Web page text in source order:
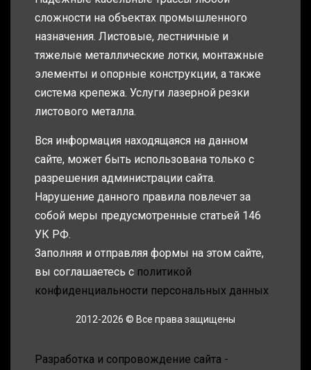
сложности на объектах промышленного
назначения. Листовые, лестничные и
тяжелые металлические лотки, монтажные
элементы и опорные конструкции, а также
система крепежа. Услуги лазерной резки
листового металла.
Вся информация находящаяся на данном
сайте, может быть использована только с
разрешения администрации сайта.
Нарушение данного правила повлечет за
собой меры предусмотренные статьей 146
УК РФ.
Заполняя и отправляя формы на этом сайте,
вы соглашаетесь с политикой
конфиденциальности персональных данных
2012-2026 © Все права защищены
Разработка и сопровождение сайта -